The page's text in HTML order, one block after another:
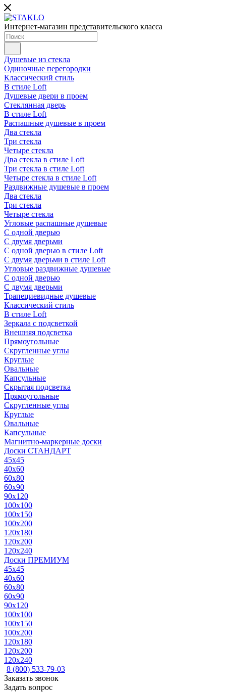
Интернет-магазин представительского класса
Душевые из стекла
Одиночные перегородки
Классический стиль
В стиле Loft
Душевые двери в проем
Стеклянная дверь
В стиле Loft
Распашные душевые в проем
Два стекла
Три стекла
Четыре стекла
Два стекла в стиле Loft
Три стекла в стиле Loft
Четыре стекла в стиле Loft
Раздвижные душевые в проем
Два стекла
Три стекла
Четыре стекла
Угловые распашные душевые
С одной дверью
С двумя дверьми
С одной дверью в стиле Loft
С двумя дверьми в стиле Loft
Угловые раздвижные душевые
С одной дверью
С двумя дверьми
Трапециевидные душевые
Классический стиль
В стиле Loft
Зеркала с подсветкой
Внешняя подсветка
Прямоугольные
Скругленные углы
Круглые
Овальные
Капсульные
Скрытая подсветка
Прямоугольные
Скругленные углы
Круглые
Овальные
Капсульные
Магнитно-маркерные доски
Доски СТАНДАРТ
45x45
40x60
60x80
60x90
90x120
100x100
100x150
100x200
120x180
120x200
120x240
Доски ПРЕМИУМ
45x45
40x60
60x80
60x90
90x120
100x100
100x150
100x200
120x180
120x200
120x240
8 (800) 533-79-03
Заказать звонок
Задать вопрос